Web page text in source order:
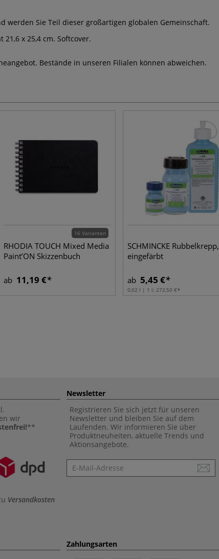
werden Sie Teil dieser großartigen globalen Gemeinschaft.
x 25,4 cm. Softcover.
Bestände in unseren Filialen können abweichen.
16 Varianten
RHODIA TOUCH Mixed Media
Paint’ON Skizzenbuch
ab 11,19 €
SCHMINCKE Rubbelkrepp,
eingefärbt
ab 5,45 €
0,02 l | 1 l: 272,50 €
wir
**
Versandkosten
Newsletter
Registrieren Sie sich jetzt für unseren
Newsletter und bleiben Sie auf dem
Laufenden. Wir informieren Sie über
Produktneuheiten, aktuelle Trends und
Aktionsangebote.
Newsletter
Zahlungsarten